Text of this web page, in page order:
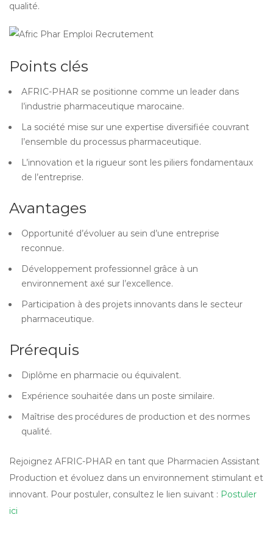
qualité.
Points clés
AFRIC-PHAR se positionne comme un leader dans
l’industrie pharmaceutique marocaine.
La société mise sur une expertise diversifiée couvrant
l’ensemble du processus pharmaceutique.
L’innovation et la rigueur sont les piliers fondamentaux
de l’entreprise.
Avantages
Opportunité d’évoluer au sein d’une entreprise
reconnue.
Développement professionnel grâce à un
environnement axé sur l’excellence.
Participation à des projets innovants dans le secteur
pharmaceutique.
Prérequis
Diplôme en pharmacie ou équivalent.
Expérience souhaitée dans un poste similaire.
Maîtrise des procédures de production et des normes
qualité.
Rejoignez AFRIC-PHAR en tant que Pharmacien Assistant
Production et évoluez dans un environnement stimulant et
innovant. Pour postuler, consultez le lien suivant : Postuler
ici